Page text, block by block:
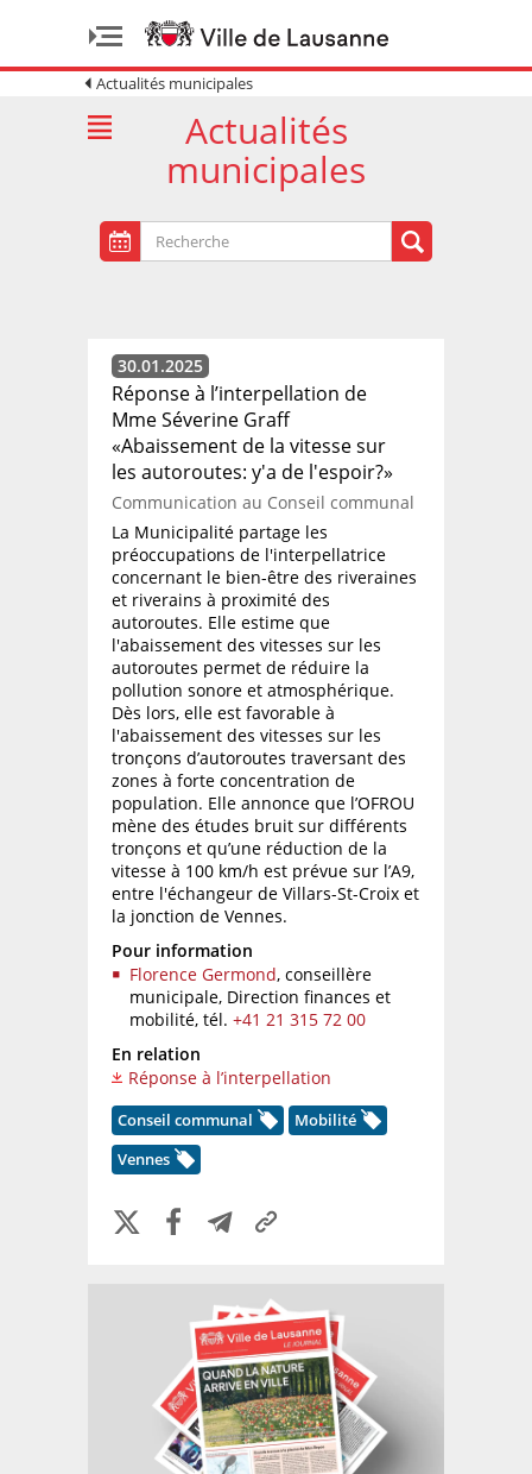
Actualités municipales
Actualités
municipales
30.01.2025
Réponse à l’interpellation de
Mme Séverine Graff
«Abaissement de la vitesse sur
les autoroutes: y'a de l'espoir?»
Communication au Conseil communal
La Municipalité partage les
préoccupations de l'interpellatrice
concernant le bien-être des riveraines
et riverains à proximité des
autoroutes. Elle estime que
l'abaissement des vitesses sur les
autoroutes permet de réduire la
pollution sonore et atmosphérique.
Dès lors, elle est favorable à
l'abaissement des vitesses sur les
tronçons d’autoroutes traversant des
zones à forte concentration de
population. Elle annonce que l’OFROU
mène des études bruit sur différents
tronçons et qu’une réduction de la
vitesse à 100 km/h est prévue sur l’A9,
entre l'échangeur de Villars-St-Croix et
la jonction de Vennes.
Pour information
Florence Germond, conseillère
municipale, Direction finances et
mobilité, tél. +41 21 315 72 00
En relation
Réponse à l’interpellation
Conseil communal
Mobilité
Vennes